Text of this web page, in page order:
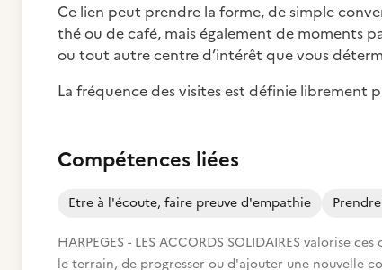
Ce lien peut prendre la forme, de simple
thé ou de café, mais également de moments
ou tout autre centre d’intérêt que vous
La fréquence des visites est définie librement
Compétences liées
Etre à l'écoute, faire preuve d'empathie
HARPEGES - LES ACCORDS SOLIDAIRES valorise
le terrain, de progresser ou d'ajouter une nouvelle